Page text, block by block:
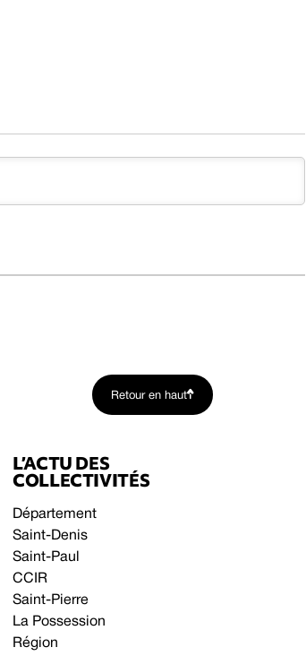
Retour en haut
L’ACTU DES
COLLECTIVITÉS
Département
Saint-Denis
Saint-Paul
CCIR
Saint-Pierre
La Possession
Région